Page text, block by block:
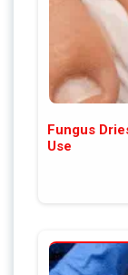
Fungus
Use